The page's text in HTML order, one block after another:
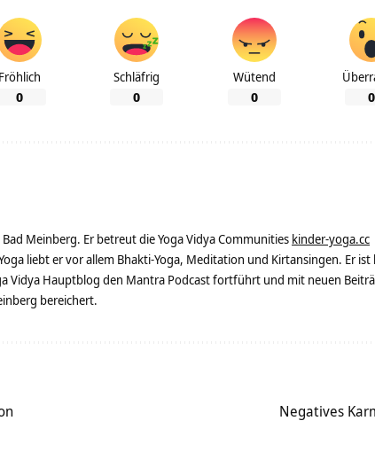
Fröhlich
0
Schläfrig
0
Wütend
0 0
Meinberg. Er betreut die Yoga Vidya Communities kinder-yoga.cc
liebt er vor allem Bhakti-Yoga, Meditation und Kirtansingen. Er
Vidya Hauptblog den Mantra Podcast fortführt und mit neuen
bereichert.
Negatives